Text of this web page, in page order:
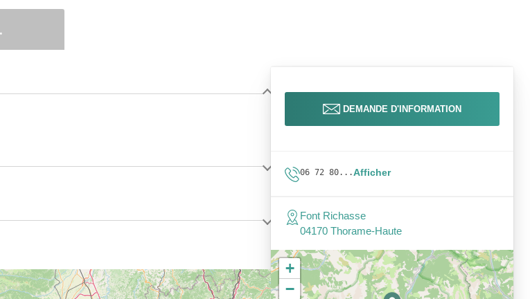
DEMANDE D'INFORMATION
06 72 80...Afficher
Font Richasse
04170 Thorame-Haute
+
−